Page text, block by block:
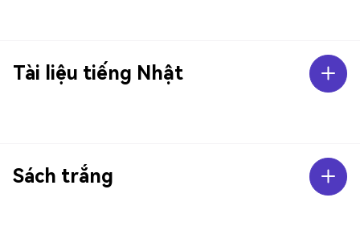
Tài liệu tiếng Nhật
Sách trắng